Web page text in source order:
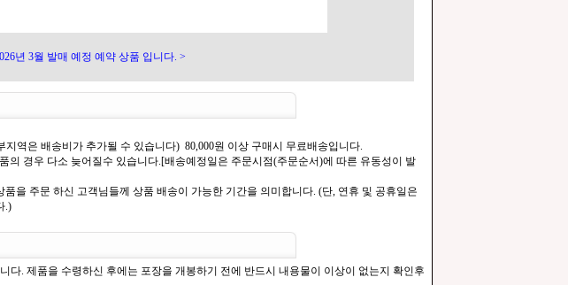
년 3월 발매 예정 예약 상품 입니다. >
역은 배송비가 추가될 수 있습니다) 80,000원 이상 구매시 무료배송입니다.
의 경우 다소 늦어질수 있습니다.[배송예정일은 주문시점(주문순서)에 따른 유동성이 발
을 주문 하신 고객님들께 상품 배송이 가능한 기간을 의미합니다. (단, 연휴 및 공휴일은
.)
다. 제품을 수령하신 후에는 포장을 개봉하기 전에 반드시 내용물이 이상이 없는지 확인후